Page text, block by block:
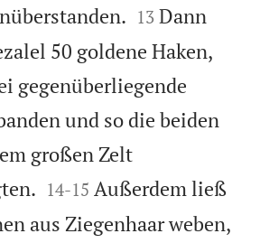


13 Dann
50 goldene Haken,
gegenüberliegende
und so die beiden
großen Zelt


14-15 Außerdem ließ
aus Ziegenhaar weben,